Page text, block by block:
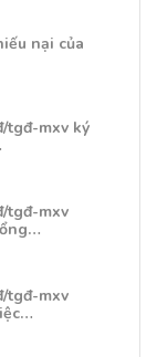
nại của
tgđ-mxv ký
tgđ-mxv
tgđ-mxv